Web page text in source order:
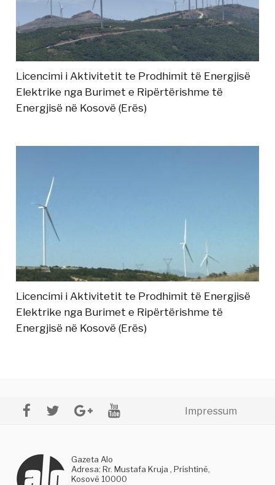
Licencimi i Aktivitetit te Prodhimit të Energjisë
Elektrike nga Burimet e Ripërtërishme të
Energjisë në Kosovë (Erës)
Licencimi i Aktivitetit te Prodhimit të Energjisë
Elektrike nga Burimet e Ripërtërishme të
Energjisë në Kosovë (Erës)
Impressum
Gazeta Alo
Adresa: Rr. Mustafa Kruja , Prishtinë,
Kosovë 10000